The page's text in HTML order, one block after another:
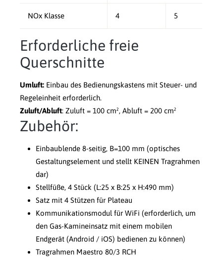
NOx Klasse 4 5
Erforderliche freie
Querschnitte
Umluft: Einbau des Bedienungskastens mit Steuer- und
Regeleinheit erforderlich.
Zuluft/Abluft: Zuluft = 100 cm², Abluft = 200 cm²
Zubehör:
Einbaublende 8-seitig, B=100 mm (optisches
Gestaltungselement und stellt KEINEN Tragrahmen
dar)
Stellfüße, 4 Stück (L:25 x B:25 x H:490 mm)
Satz mit 4 Stützen für Plateau
Kommunikationsmodul für WiFi (erforderlich, um
den Gas-Kamineinsatz mit einem mobilen
Endgerät (Android / iOS) bedienen zu können)
Tragrahmen Maestro 80/3 RCH